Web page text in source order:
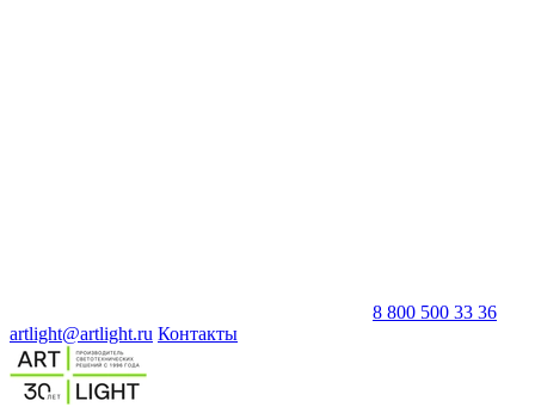
8 800 500 33 36
artlight@artlight.ru Контакты